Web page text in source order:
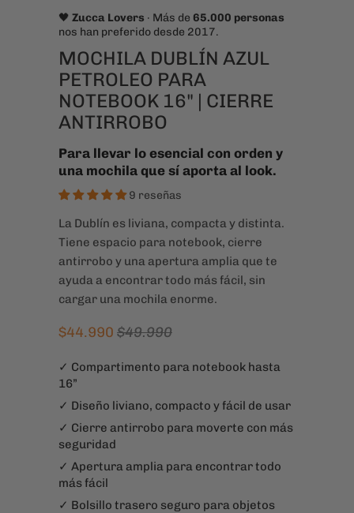
🖤 Zucca Lovers · Más de 65.000 personas
nos han preferido desde 2017.
MOCHILA DUBLÍN AZUL
PETROLEO PARA
NOTEBOOK 16" | CIERRE
ANTIRROBO
Para llevar lo esencial con orden y
una mochila que sí aporta al look.
9 reseñas
La Dublín es liviana, compacta y distinta.
Tiene espacio para notebook, cierre
antirrobo y una apertura amplia que te
ayuda a encontrar todo más fácil, sin
cargar una mochila enorme.
$44.990 $49.990
✓ Compartimento para notebook hasta
16”
✓ Diseño liviano, compacto y fácil de usar
✓ Cierre antirrobo para moverte con más
seguridad
✓ Apertura amplia para encontrar todo
más fácil
✓ Bolsillo trasero seguro para objetos